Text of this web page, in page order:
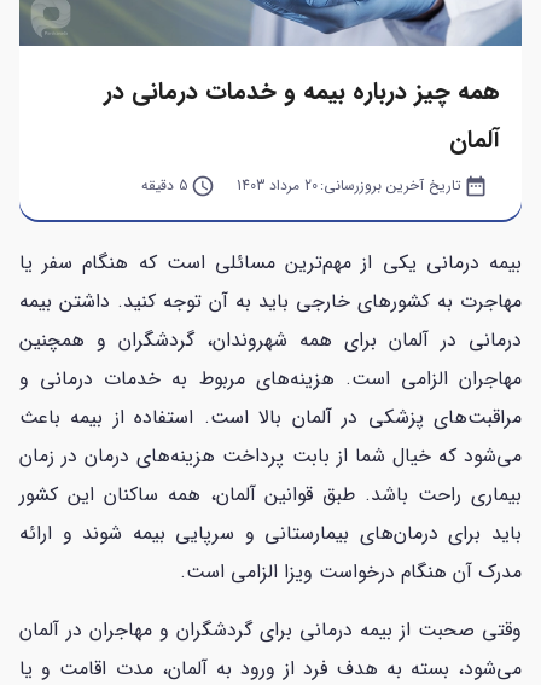
همه چیز درباره بیمه و خدمات درمانی در
آلمان
date_range تاریخ آخرین بروزرسانی:20 مرداد 1403 query_builder 5 دقیقه
بیمه درمانی یکی از مهم‌ترین مسائلی است که هنگام سفر یا
مهاجرت به کشورهای خارجی باید به آن توجه کنید. داشتن بیمه
درمانی در آلمان برای همه شهروندان، گردشگران و همچنین
مهاجران الزامی است. هزینه‌های مربوط به خدمات درمانی و
مراقبت‌های پزشکی در آلمان بالا است. استفاده از بیمه باعث
می‌شود که خیال شما از بابت پرداخت هزینه‌های درمان در زمان
بیماری راحت باشد. طبق قوانین آلمان، همه ساکنان این کشور
باید برای درمان‌های بیمارستانی و سرپایی بیمه شوند و ارائه
مدرک آن هنگام درخواست ویزا الزامی است.
وقتی صحبت از بیمه درمانی برای گردشگران و مهاجران در آلمان
می‌شود، بسته به هدف فرد از ورود به آلمان، مدت اقامت و یا